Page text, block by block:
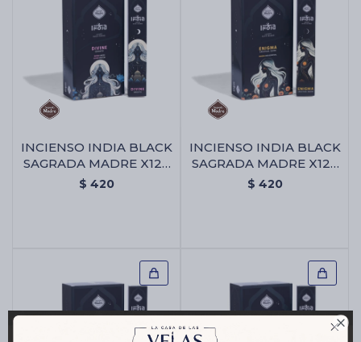

INCIENSO INDIA BLACK
SAGRADA MADRE X12 -
Divina
$ 420
INCIENSO INDIA BLACK
SAGRADA MADRE X12 -
Enigma
$ 420